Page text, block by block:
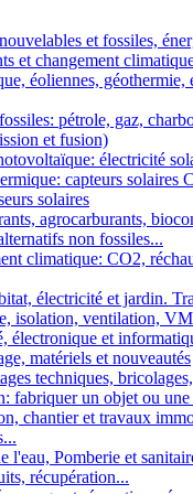
et fossiles,
et changement
éoliennes, géothermie,
pétrole, gaz,
et fusion)
électricité
capteurs solaires
solaires
agrocarburants,
non fossiles...
climatique: CO2,
électricité et jardin.
isolation, ventilation,
électronique et
matériels et nouveautés
techniques,
fabriquer un objet ou
chantier et travaux
l'eau, Pomberie et
récupération...